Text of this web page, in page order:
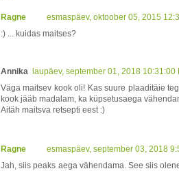
Ragne
esmaspäev, oktoober 05, 2015
:) ... kuidas maitses?
Annika
laupäev, september 01, 2018 10:31:00
Väga maitsev kook oli! Kas suure plaaditäie
kook jääb madalam, ka küpsetusaega
Aitäh maitsva retsepti eest :)
Ragne
esmaspäev, september 03, 2018
Jah, siis peaks aega vähendama. See siis